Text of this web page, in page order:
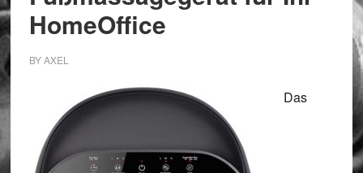
HomeOffice
BYAXEL
Das